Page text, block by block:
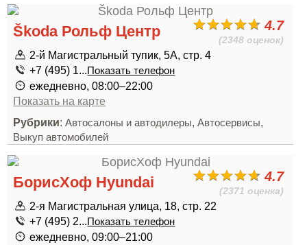
4.7
(2348 оценок)
Škoda Рольф Центр
2-й Магистральный тупик, 5А, стр. 4
+7 (495) 1...Показать телефон
ежедневно, 08:00–22:00
Показать на карте
Рубрики:Автосалоны и автодилеры,Автосервисы,
Выкуп автомобилей
4.7
(2371 оценка)
БорисХоф Hyundai
2-я Магистральная улица, 18, стр. 22
+7 (495) 2...Показать телефон
ежедневно, 09:00–21:00